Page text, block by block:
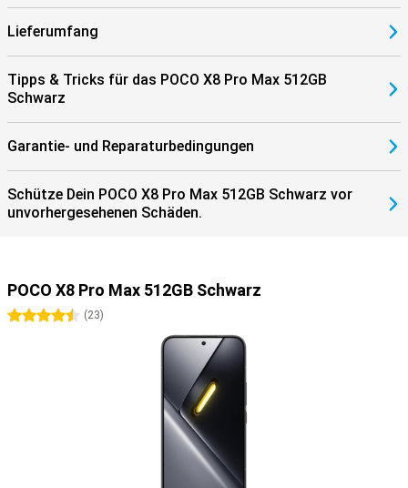
Lieferumfang
Tipps & Tricks für das POCO X8 Pro Max 512GB
Schwarz
Garantie- und Reparaturbedingungen
Schütze Dein POCO X8 Pro Max 512GB Schwarz vor
unvorhergesehenen Schäden.
POCO X8 Pro Max 512GB Schwarz
4.5 Sterne
(23)